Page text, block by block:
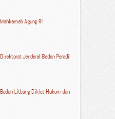
Mahkamah Agung RI
Direktorat Jenderal Badan Peradilan Umum MA RI
Badan Litbang Diklat Hukum dan Peradilan MA RI